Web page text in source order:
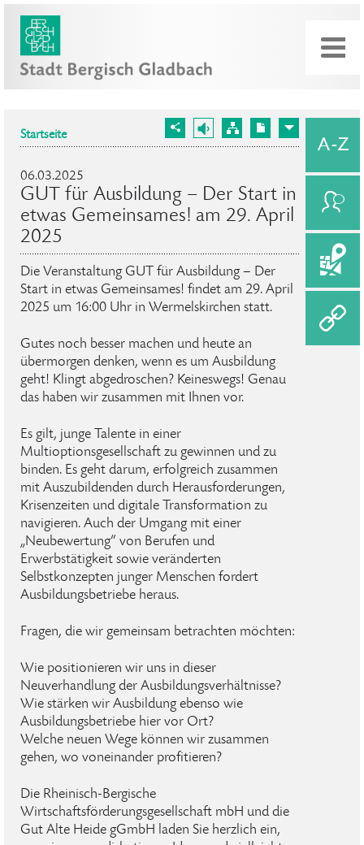
Startseite
06.03.2025
GUT für Ausbildung – Der Start in
etwas Gemeinsames! am 29. April
2025
Die Veranstaltung GUT für Ausbildung – Der
Start in etwas Gemeinsames! findet am 29. April
2025 um 16:00 Uhr in Wermelskirchen statt.
Gutes noch besser machen und heute an
übermorgen denken, wenn es um Ausbildung
geht! Klingt abgedroschen? Keineswegs! Genau
das haben wir zusammen mit Ihnen vor.
Es gilt, junge Talente in einer
Multioptionsgesellschaft zu gewinnen und zu
binden. Es geht darum, erfolgreich zusammen
mit Auszubildenden durch Herausforderungen,
Krisenzeiten und digitale Transformation zu
navigieren. Auch der Umgang mit einer
„Neubewertung“ von Berufen und
Erwerbstätigkeit sowie veränderten
Selbstkonzepten junger Menschen fordert
Ausbildungsbetriebe heraus.
Fragen, die wir gemeinsam betrachten möchten:
Wie positionieren wir uns in dieser
Neuverhandlung der Ausbildungsverhältnisse?
Wie stärken wir Ausbildung ebenso wie
Ausbildungsbetriebe hier vor Ort?
Welche neuen Wege können wir zusammen
gehen, wo voneinander profitieren?
Die Rheinisch-Bergische
Wirtschaftsförderungsgesellschaft mbH und die
Gut Alte Heide gGmbH laden Sie herzlich ein,